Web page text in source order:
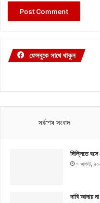
ফেসবুকে সাথে থাকুন
সর্বশেষ সংবাদ
দিল্লিতে
৭ আগস্ট,
দাবি আদায়